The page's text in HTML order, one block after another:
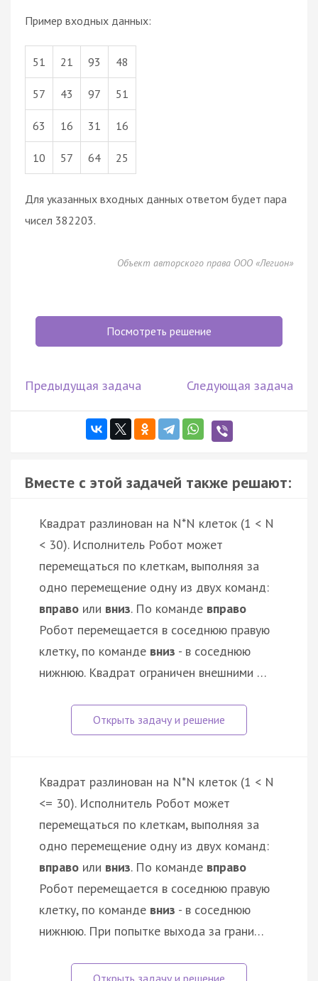
Пример входных данных:
51 21 93 48
57 43 97 51
63 16 31 16
10 57 64 25
Для указанных входных данных ответом будет пара
чисел 382203.
Объект авторского права ООО «Легион»
Посмотреть решение
Предыдущая задача Следующая задача
Вместе с этой задачей также решают:
Квадрат разлинован на N*N клеток (1 < N
< 30). Исполнитель Робот может
перемещаться по клеткам, выполняя за
одно перемещение одну из двух команд:
вправо или вниз. По команде вправо
Робот перемещается в соседнюю правую
клетку, по команде вниз - в соседнюю
нижнюю. Квадрат ограничен внешними …
Квадрат разлинован на N*N клеток (1 < N
<= 30). Исполнитель Робот может
перемещаться по клеткам, выполняя за
одно перемещение одну из двух команд:
вправо или вниз. По команде вправо
Робот перемещается в соседнюю правую
клетку, по команде вниз - в соседнюю
нижнюю. При попытке выхода за грани…